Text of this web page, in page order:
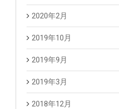
2020年2月
2019年10月
2019年9月
2019年3月
2018年12月